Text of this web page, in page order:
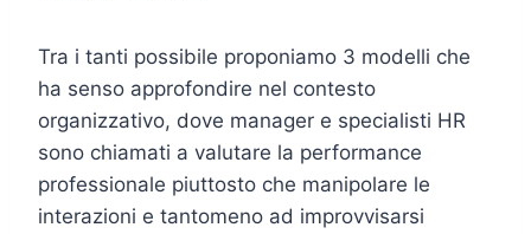
Tra i tanti possibile proponiamo 3 modelli che
ha senso approfondire nel contesto
organizzativo, dove manager e specialisti HR
sono chiamati a valutare la performance
professionale piuttosto che manipolare le
interazioni e tantomeno ad improvvisarsi